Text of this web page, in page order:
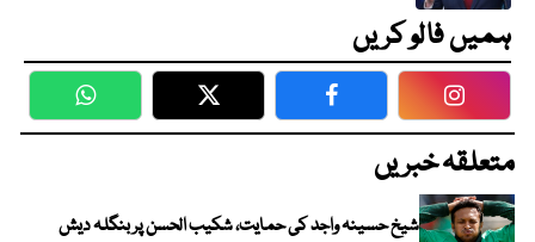
ہمیں فالو کریں
WhatsApp Twitter Facebook
متعلقہ خبریں
شیخ حسینہ واجد کی حمایت، شکیب الحسن پر بنگلہ دیش